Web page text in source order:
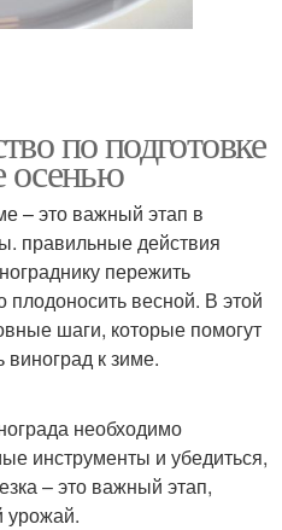
по подготовке
осенью
– это важный этап в
правильные действия
пережить
весной. В этой
шаги, которые помогут
виноград к зиме.
необходимо
инструменты и убедиться,
– это важный этап,
урожай.